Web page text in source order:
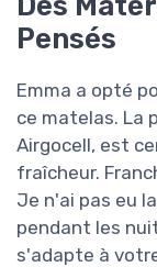
Pensés
Emma a opté
ce matelas. La
Airgocell, est
fraîcheur.
Je n'ai pas eu
pendant les
s'adapte à